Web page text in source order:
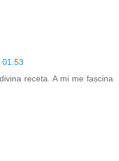
01:53
receta. A mi me fascina